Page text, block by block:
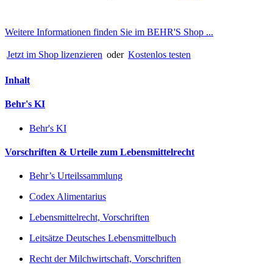
Weitere Informationen finden Sie im BEHR'S Shop ...
Jetzt im Shop lizenzieren oder Kostenlos testen
Inhalt
Behr's KI
Behr's KI
Vorschriften & Urteile zum Lebensmittelrecht
Behr’s Urteilssammlung
Codex Alimentarius
Lebensmittelrecht, Vorschriften
Leitsätze Deutsches Lebensmittelbuch
Recht der Milchwirtschaft, Vorschriften